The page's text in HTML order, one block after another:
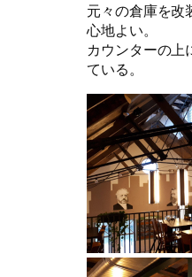
元々の倉庫を改
心地よい。
カウンターの上
ている。